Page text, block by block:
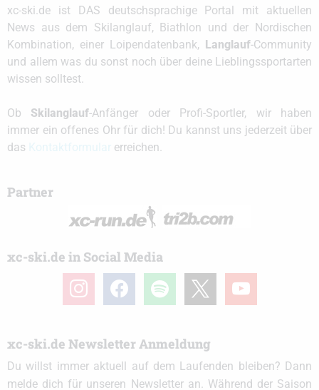
xc-ski.de ist DAS deutschsprachige Portal mit aktuellen
News aus dem Skilanglauf, Biathlon und der Nordischen
Kombination, einer Loipendatenbank, Langlauf-Community
und allem was du sonst noch über deine Lieblingssportarten
wissen solltest.
Ob Skilanglauf-Anfänger oder Profi-Sportler, wir haben
immer ein offenes Ohr für dich! Du kannst uns jederzeit über
das
erreichen.
Partner
xc-ski.de in Social Media
instagramfacebook spotify youtube
xc-ski.de Newsletter Anmeldung
Du willst immer aktuell auf dem Laufenden bleiben? Dann
melde dich für unseren Newsletter an. Während der Saison